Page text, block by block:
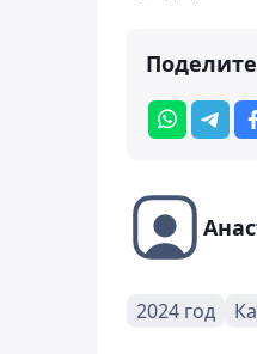
2024 год